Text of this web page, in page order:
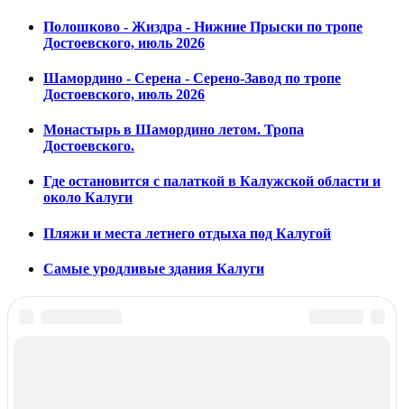
Полошково - Жиздра - Нижние Прыски по тропе
Достоевского, июль 2026
Шамордино - Серена - Серено-Завод по тропе
Достоевского, июль 2026
Монастырь в Шамордино летом. Тропа
Достоевского.
Где остановится с палаткой в Калужской области и
около Калуги
Пляжи и места летнего отдыха под Калугой
Самые уродливые здания Калуги